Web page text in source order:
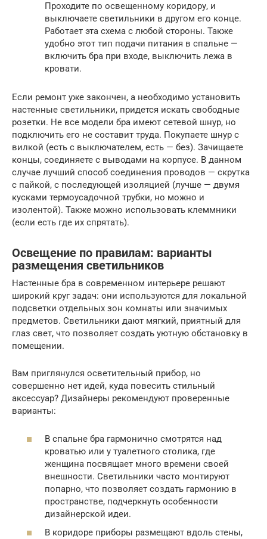
Проходите по освещенному коридору, и
выключаете светильники в другом его конце.
Работает эта схема с любой стороны. Также
удобно этот тип подачи питания в спальне —
включить бра при входе, выключить лежа в
кровати.
Если ремонт уже закончен, а необходимо установить
настенные светильники, придется искать свободные
розетки. Не все модели бра имеют сетевой шнур, но
подключить его не составит труда. Покупаете шнур с
вилкой (есть с выключателем, есть — без). Зачищаете
концы, соединяете с выводами на корпусе. В данном
случае лучший способ соединения проводов — скрутка
с пайкой, с последующей изоляцией (лучше — двумя
кусками термоусадочной трубки, но можно и
изолентой). Также можно использовать клеммники
(если есть где их спрятать).
Освещение по правилам: варианты
размещения светильников
Настенные бра в современном интерьере решают
широкий круг задач: они используются для локальной
подсветки отдельных зон комнаты или значимых
предметов. Светильники дают мягкий, приятный для
глаз свет, что позволяет создать уютную обстановку в
помещении.
Вам приглянулся осветительный прибор, но
совершенно нет идей, куда повесить стильный
аксессуар? Дизайнеры рекомендуют проверенные
варианты:
В спальне бра гармонично смотрятся над
кроватью или у туалетного столика, где
женщина посвящает много времени своей
внешности. Светильники часто монтируют
попарно, что позволяет создать гармонию в
пространстве, подчеркнуть особенности
дизайнерской идеи.
В коридоре приборы размещают вдоль стены,